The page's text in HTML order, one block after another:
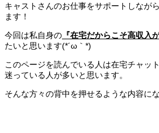
キャストさんのお仕事をサポートしなが
ます！
今回は私自身の 『在宅だからこそ高収入
たいと思います(*´ω｀*)
このページを読んでいる人は在宅チャッ
迷っている人が多いと思います。
そんな方々の背中を押せるような内容に